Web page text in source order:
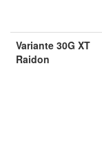
Variante 30G XT
Raidon